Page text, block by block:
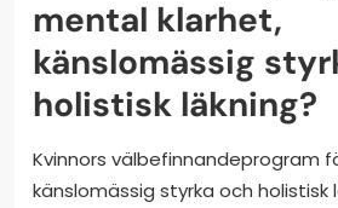
mental klarhet,
känslomässig
holistisk läkning?
Kvinnors välbefinnandeprogram
känslomässig styrka och holistisk